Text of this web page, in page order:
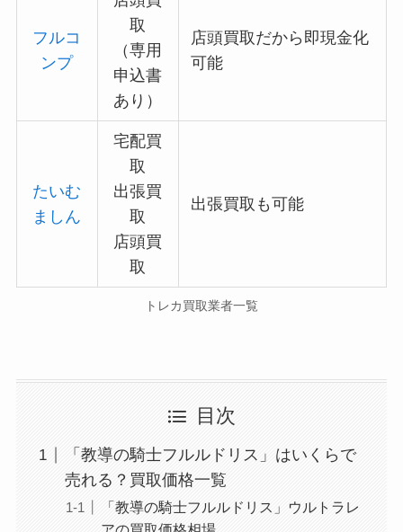
フルコ
ンプ
取
（専用
申込書
あり）
店頭買取だから即現金化
可能
たいむ
ましん
宅配買
取
出張買
取
店頭買
取
出張買取も可能
トレカ買取業者一覧
目次
「教導の騎士フルルドリス」はいくらで
売れる？買取価格一覧
「教導の騎士フルルドリス」ウルトラレ